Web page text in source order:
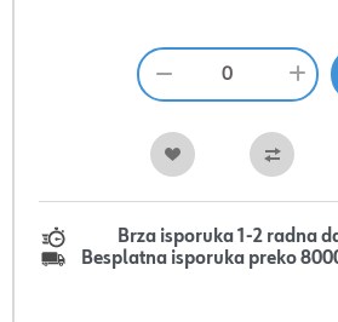
Brza isporuka 1-2 radna
Besplatna isporuka preko